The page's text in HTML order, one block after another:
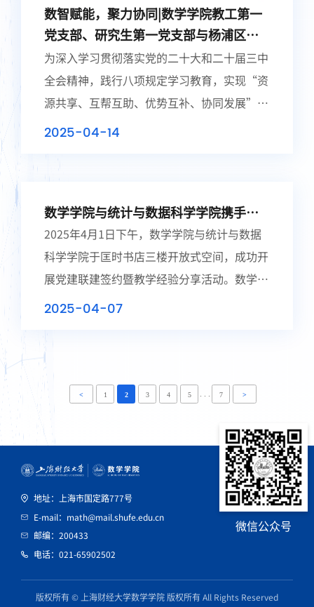
数智赋能，聚力协同|数学学院教工第一
党支部、研究生第一党支部与杨浦区婚
姻（收养）登记中心党支部党建联建活
动圆满举办
为深入学习贯彻落实党的二十大和二十届三中
全会精神，践行八项规定学习教育，实现“资
源共享、互帮互助、优势互补、协同发展”的
党建联建格局，2025年4月8日下午2点，上海
2025-04-14
数学学院与统计与数据科学学院携手，
共推党建联建与教学经验交流​
​2025年4月1日下午，数学学院与统计与数据
科学学院于匡时书店三楼开放式空间，成功开
展党建联建签约暨教学经验分享活动。数学学
院党委书记杨卫东、统计与数据科学学院党委
2025-04-07
< 1 2 3 4 5 . . . 7 >
地址：上海市国定路777号
E-mail：math@mail.shufe.edu.cn
邮编：200433
电话：021-65902502
微信公众号
版权所有 © 上海财经大学数学学院 版权所有 All Rights Reserved